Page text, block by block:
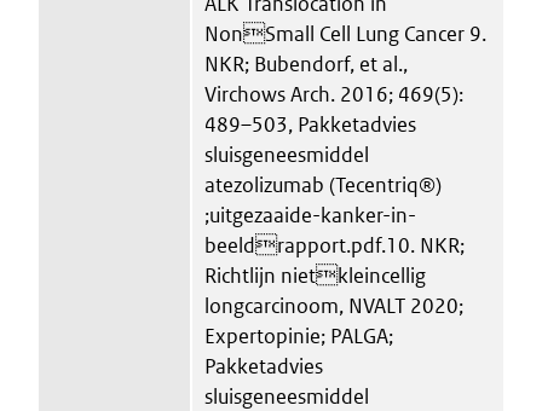
NonSmall Cell Lung Cancer 9.
NKR; Bubendorf, et al.,
Virchows Arch. 2016; 469(5):
489–503, Pakketadvies
sluisgeneesmiddel
atezolizumab (Tecentriq®)
;uitgezaaide-kanker-in-
beeldrapport.pdf.10. NKR;
Richtlijn nietkleincellig
longcarcinoom, NVALT 2020;
Expertopinie; PALGA;
Pakketadvies
sluisgeneesmiddel